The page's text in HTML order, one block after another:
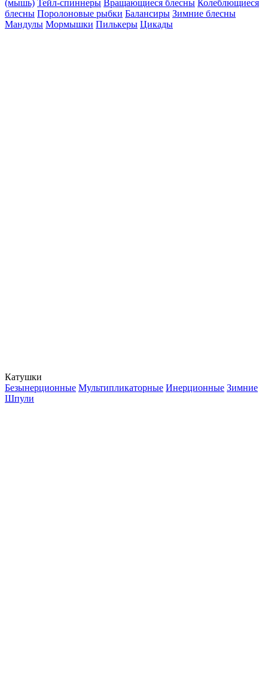
(мышь) Тейл-спиннеры Вращающиеся блесны Колеблющиеся
блесны Поролоновые рыбки Балансиры Зимние блесны
Мандулы Мормышки Пилькеры Цикады
Катушки
Безынерционные Мультипликаторные Инерционные Зимние
Шпули